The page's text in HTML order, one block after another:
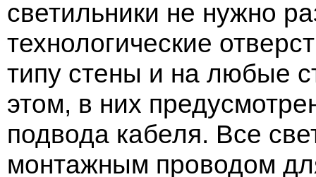
светильники не нужно
технологические
типу стены и на любые
этом, в них
подвода кабеля. Все
монтажным проводом